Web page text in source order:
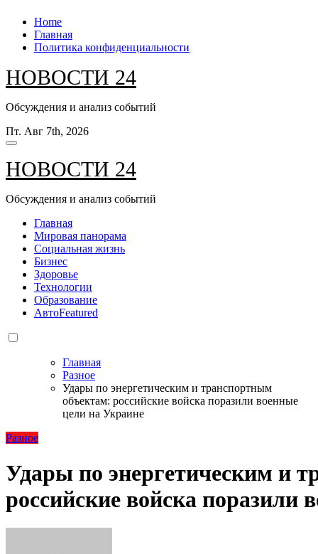
Перейти
содержанию
Home
Главная
Политика конфиденциальности
НОВОСТИ 24
Обсуждения и анализ событий
Пт. Авг 7th, 2026
НОВОСТИ 24
Обсуждения и анализ событий
Главная
Мировая панорама
Социальная жизнь
Бизнес
Здоровье
Технологии
Образование
АвтоFeatured
Главная
Разное
Удары по энергетическим и транспортным
объектам: российские войска поразили военные
цели на Украине
Разное
Удары по энергетическим и
российские войска поразили